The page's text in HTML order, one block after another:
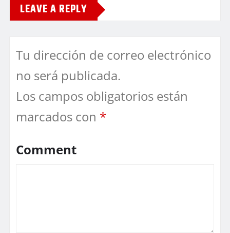
LEAVE A REPLY
Tu dirección de correo electrónico
no será publicada.
Los campos obligatorios están
marcados con *
Comment